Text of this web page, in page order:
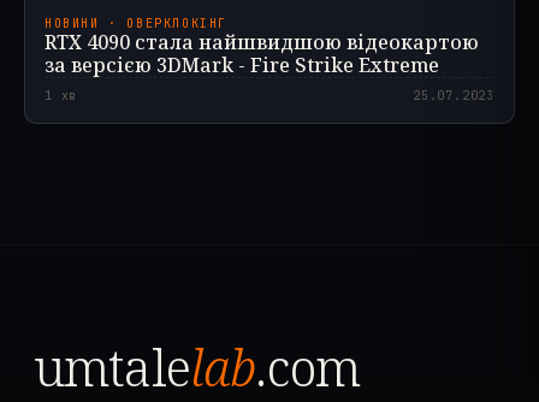
НОВИНИ · ОВЕРКЛОКІНГ
RTX 4090 стала найшвидшою відеокартою
за версією 3DMark - Fire Strike Extreme
1 хв 25.07.2023
umtalelab.com